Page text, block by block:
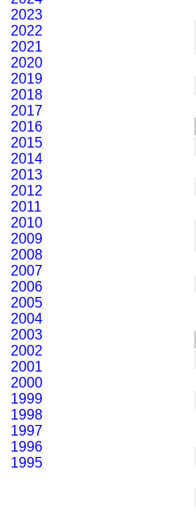
2023
2022
2021
2020
2019
2018
2017
2016
2015
2014
2013
2012
2011
2010
2009
2008
2007
2006
2005
2004
2003
2002
2001
2000
1999
1998
1997
1996
1995